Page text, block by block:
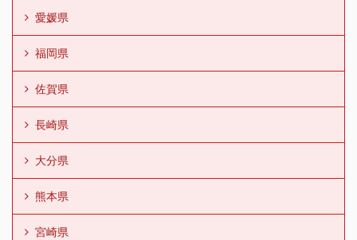
愛媛県
福岡県
佐賀県
長崎県
大分県
熊本県
宮崎県